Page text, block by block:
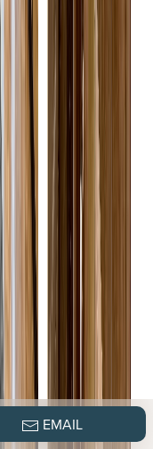
EMAIL